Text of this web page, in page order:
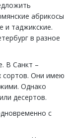
абрикосы
и таджикские.
в разное
В Санкт –
сортов. Они имею
Однако
десертов.
с